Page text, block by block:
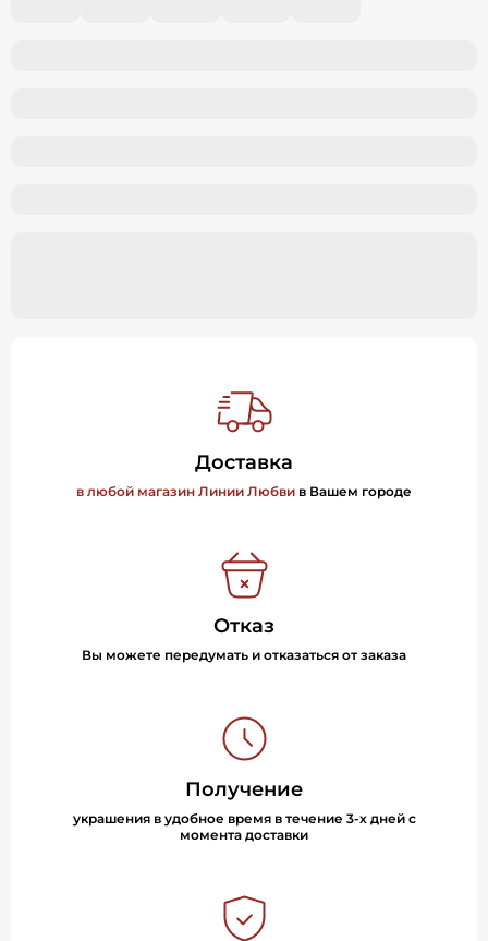
Доставка
в любой магазин Линии Любви в Вашем городе
Отказ
Вы можете передумать и отказаться от заказа
Получение
украшения в удобное время в течение 3-х дней с
момента доставки